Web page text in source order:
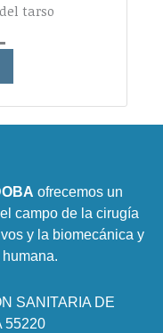
tarso
ofrecemos un
campo de la cirugía
y la biomecánica y
SANITARIA DE
55220